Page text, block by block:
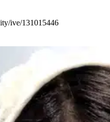
ive/131015446